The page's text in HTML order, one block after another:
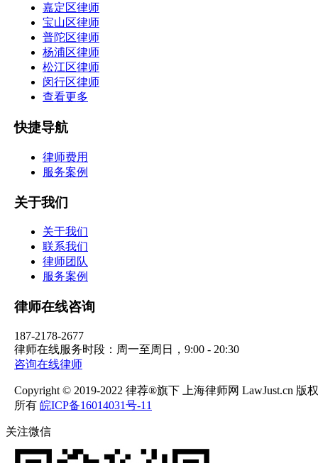
嘉定区律师
宝山区律师
普陀区律师
杨浦区律师
松江区律师
闵行区律师
查看更多
快捷导航
律师费用
服务案例
关于我们
关于我们
联系我们
律师团队
服务案例
律师在线咨询
187-2178-2677
律师在线服务时段：周一至周日，9:00 - 20:30
咨询在线律师
Copyright © 2019-2022 律荐®旗下 上海律师网 LawJust.cn 版权
所有 皖ICP备16014031号-11
关注微信